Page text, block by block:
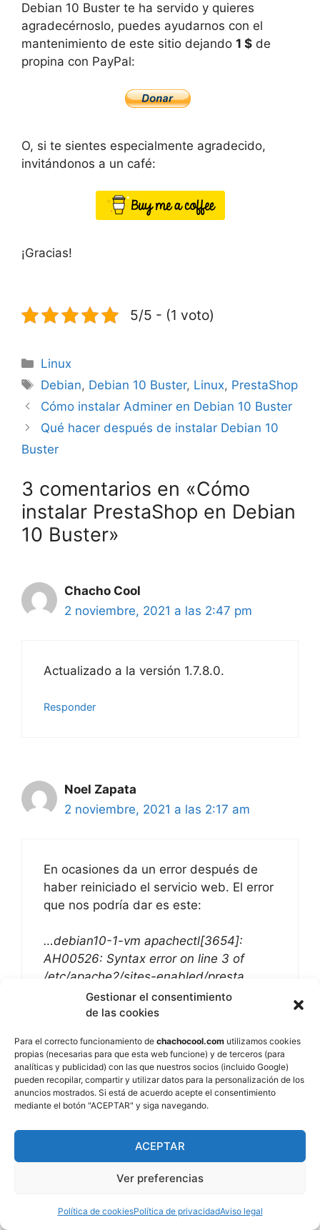
Gestionar el consentimiento
de las cookies
Para el correcto funcionamiento de chachocool.com utilizamos cookies
propias (necesarias para que esta web funcione) y de terceros (para
analíticas y publicidad) con las que nuestros socios (incluido Google)
pueden recopilar, compartir y utilizar datos para la personalización de los
anuncios mostrados. Si está de acuerdo acepte el consentimiento
mediante el botón "ACEPTAR" y siga navegando.
ACEPTAR
Ver preferencias
Política de cookiesPolítica de privacidadAviso legal
Debian 10 Buster te ha servido y quieres
agradecérnoslo, puedes ayudarnos con el
mantenimiento de este sitio dejando 1 $ de
propina con PayPal:
O, si te sientes especialmente agradecido,
invitándonos a un café:
¡Gracias!
5/5 - (1 voto)
Categorías
Linux
Etiquetas
Debian, Debian 10 Buster, Linux, PrestaShop
Cómo instalar Adminer en Debian 10 Buster
Qué hacer después de instalar Debian 10
Buster
3 comentarios en «Cómo
instalar PrestaShop en Debian
10 Buster»
Chacho Cool
2 noviembre, 2021 a las 2:47 pm
Actualizado a la versión 1.7.8.0.
Responder
Noel Zapata
2 noviembre, 2021 a las 2:17 am
En ocasiones da un error después de
haber reiniciado el servicio web. El error
que nos podría dar es este:
…debian10-1-vm apachectl[3654]:
AH00526: Syntax error on line 3 of
/etc/apache2/sites-enabled/presta
…debian10-1-vm apachectl[3654]:
Invalid command ‘php_value’, perhaps
…debian10-1-vm apachectl[3654]:
Action ‘start’ failed.
…debian10-1-vm apachectl[3654]: The
Apache error log may have more
exited, code=exited, status=1/FAILURE
apache2.service: Failed with result ‘exit-